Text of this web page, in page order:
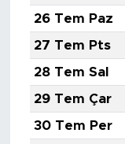
26 Tem Paz
27 Tem Pts
28 Tem Sal
29 Tem Çar
30 Tem Per